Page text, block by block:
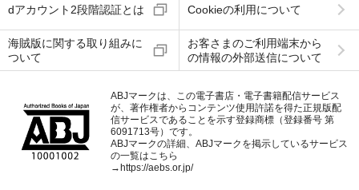
dアカウント2段階認証とは Cookieの利用について
海賊版に関する取り組みに
ついて
お客さまのご利用端末から
の情報の外部送信について
ABJマークは、この電子書店・電子書籍配信サービス
が、著作権者からコンテンツ使用許諾を得た正規版配
信サービスであることを示す登録商標（登録番号 第
6091713号）です。
ABJマークの詳細、ABJマークを掲示しているサービス
の一覧はこちら
→https://aebs.or.jp/